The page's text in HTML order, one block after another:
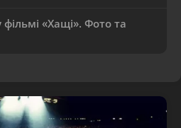
«Хащі». Фото та